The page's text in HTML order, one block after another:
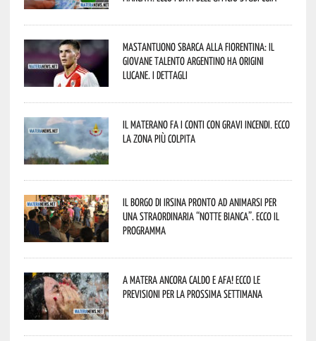
Mastantuono sbarca alla Fiorentina: il
giovane talento argentino ha origini
lucane. I dettagli
Il materano fa i conti con gravi incendi. Ecco
la zona più colpita
Il borgo di Irsina pronto ad animarsi per
una straordinaria “Notte Bianca”. Ecco il
programma
A Matera ancora caldo e afa! Ecco le
previsioni per la prossima settimana